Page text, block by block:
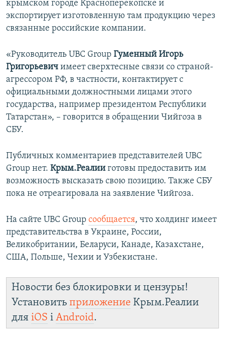
крымском городе Красноперекопске и
экспортирует изготовленную там продукцию через
связанные российские компании.
«Руководитель UBC Group Гуменный Игорь
Григорьевич имеет сверхтесные связи со страной-
агрессором РФ, в частности, контактирует с
официальными должностными лицами этого
государства, например президентом Республики
Татарстан», – говорится в обращении Чийгоза в
СБУ.
Публичных комментариев представителей UBC
Group нет. Крым.Реалии готовы предоставить им
возможность высказать свою позицию. Также СБУ
пока не отреагировала на заявление Чийгоза.
На сайте UBC Group сообщается, что холдинг имеет
представительства в Украине, России,
Великобритании, Беларуси, Канаде, Казахстане,
США, Польше, Чехии и Узбекистане.
Новости без блокировки и цензуры!
Установить приложение Крым.Реалии
для iOS і Android.